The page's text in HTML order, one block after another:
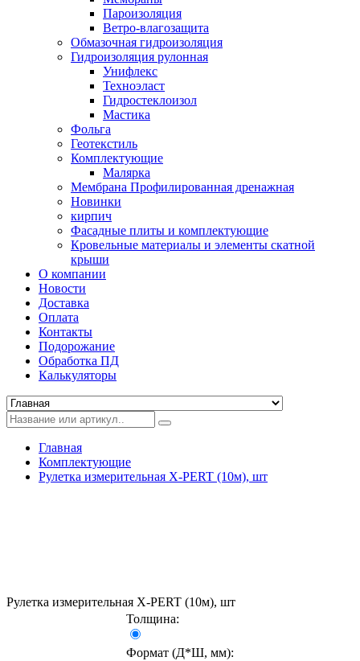
Пароизоляция
Ветро-влагозащита
Обмазочная гидроизоляция
Гидроизоляция рулонная
Унифлекс
Техноэласт
Гидростеклоизол
Мастика
Фольга
Геотекстиль
Комплектующие
Малярка
Мембрана Профилированная дренажная
Новинки
кирпич
Фасадные плиты и комплектующие
Кровельные материалы и элементы скатной
крыши
О компании
Новости
Доставка
Оплата
Контакты
Подорожание
Обработка ПД
Калькуляторы
Главная
Комплектующие
Рулетка измерительная X-PERT (10м), шт
Рулетка измерительная X-PERT (10м), шт
Толщина:
Формат (Д*Ш, мм):